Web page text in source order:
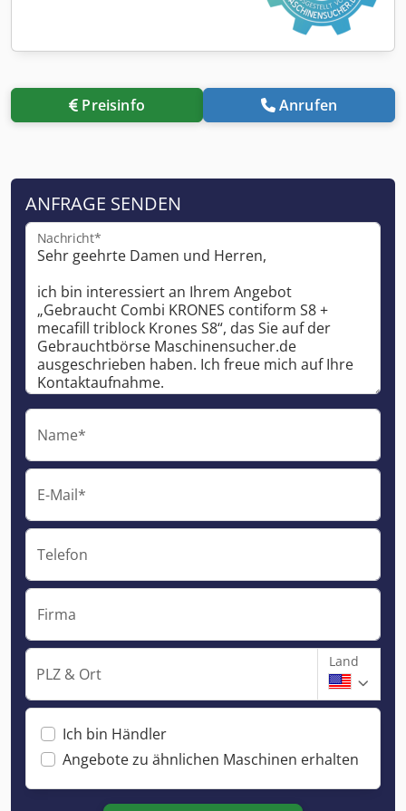
Preisinfo Anrufen
ANFRAGE SENDEN
Nachricht*
Name*
E-Mail*
Telefon
Firma
PLZ & Ort
Land
Ich bin Händler
Angebote zu ähnlichen Maschinen erhalten